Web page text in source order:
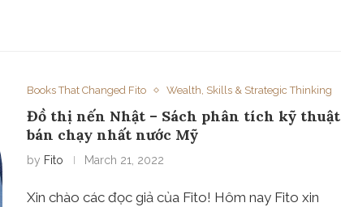
Books That Changed Fito Wealth, Skills & Strategic Thinking
Đồ thị nến Nhật – Sách phân tích kỹ thuật
bán chạy nhất nước Mỹ
by Fito March 21, 2022
Xin chào các đọc giả của Fito! Hôm nay Fito xin